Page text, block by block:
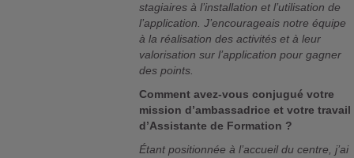
stagiaires à l’installation et l’utilisation de
l’application. J’encourageais notre équipe
à la réalisation des activités et à leur
valorisation sur l’application pour gagner
des points.
Comment avez-vous conjugué votre
mission d’ambassadrice et votre travail
d’Assistante de Formation ?
Étant positionnée à l’accueil du centre, j’ai